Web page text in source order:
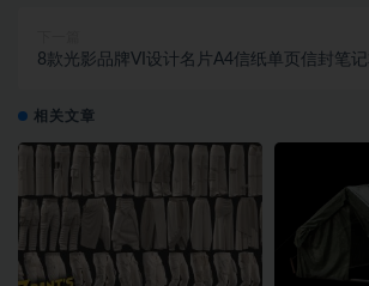
8款光影品牌VI设计名片A4信纸单页信封笔记
相关文章